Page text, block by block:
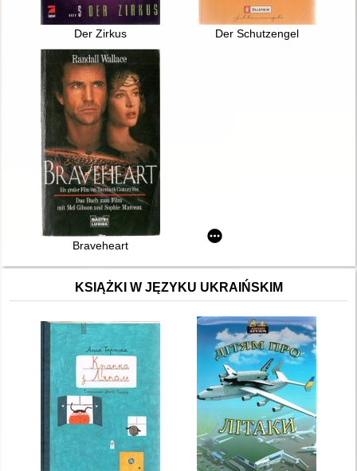
Der Zirkus Der Schutzengel
Braveheart
KSIĄŻKI W JĘZYKU UKRAIŃSKIM